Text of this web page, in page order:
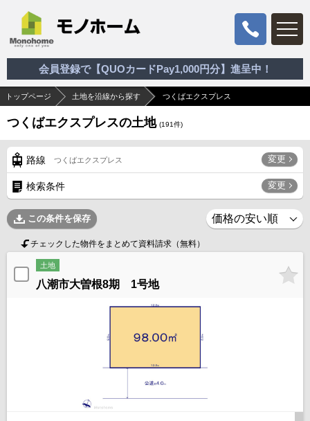
会員登録で【QUOカードPay1,000円分】進呈中！
トップページ 土地を沿線から探す つくばエクスプレス
つくばエクスプレスの土地 (191件)
路線 つくばエクスプレス 変更
検索条件 変更
この条件を保存
チェックした物件をまとめて資料請求（無料）
土地
八潮市大曽根8期 1号地